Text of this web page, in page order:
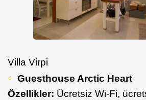
Villa Virpi
Guesthouse Arctic Heart
Özellikler: Ücretsiz Wi-Fi,